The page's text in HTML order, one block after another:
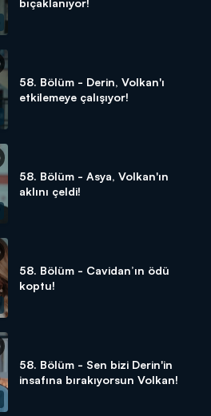
bıçaklanıyor!
58. Bölüm - Derin, Volkan'ı
etkilemeye çalışıyor!
58. Bölüm - Asya, Volkan'ın
aklını çeldi!
58. Bölüm - Cavidan’ın ödü
koptu!
58. Bölüm - Sen bizi Derin'in
insafına bırakıyorsun Volkan!